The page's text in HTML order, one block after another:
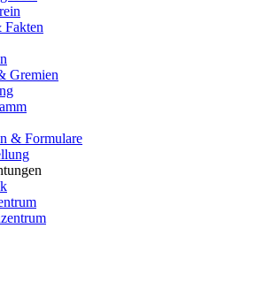
Fakten
Gremien
& Formulare